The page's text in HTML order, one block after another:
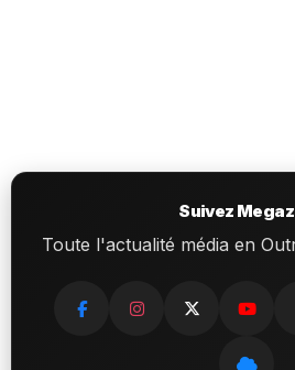
Suivez
Toute l'actualité média en